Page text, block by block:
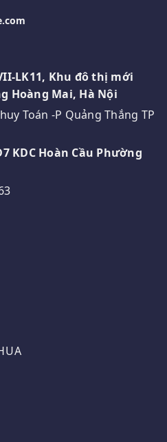
LK11, Khu đô thị mới
Hoàng Mai, Hà Nội
Toán -P Quảng Thắng TP
KDC Hoàn Cầu Phường